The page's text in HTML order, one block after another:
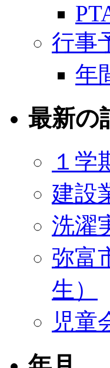
行事
年
最新の
１
建設
洗濯
弥富
生）
児